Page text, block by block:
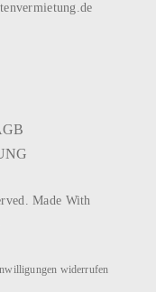
Made With
widerrufen